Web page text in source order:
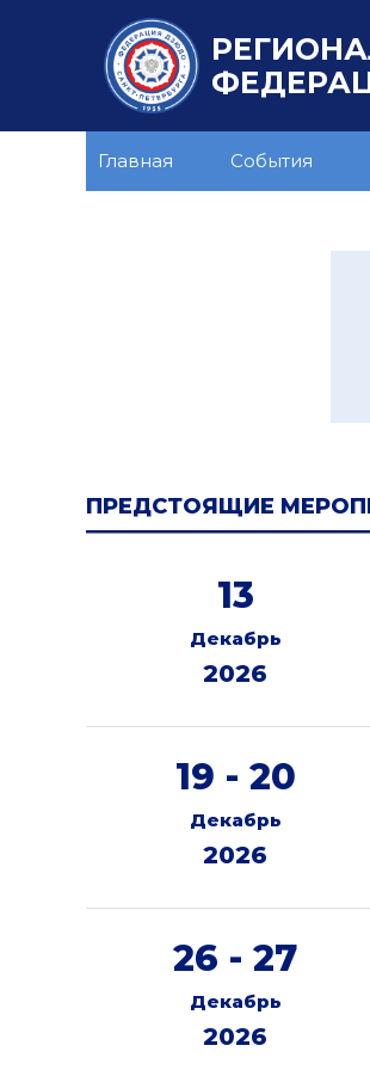
Главная События
ПРЕДСТОЯЩИЕ
13
Декабрь
2026
19 - 20
Декабрь
2026
26 - 27
Декабрь
2026